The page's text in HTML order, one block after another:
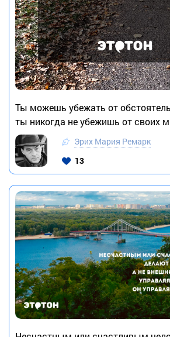
Ты можешь убежать от
ты никогда не убежишь от своих
Эрих Мария Ремарк
13